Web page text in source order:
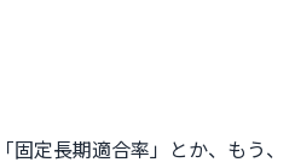
固定長期適合率」とか、もう、